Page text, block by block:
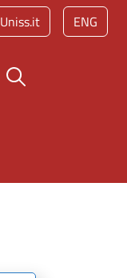
Uniss.it ENG
Bottone cerca